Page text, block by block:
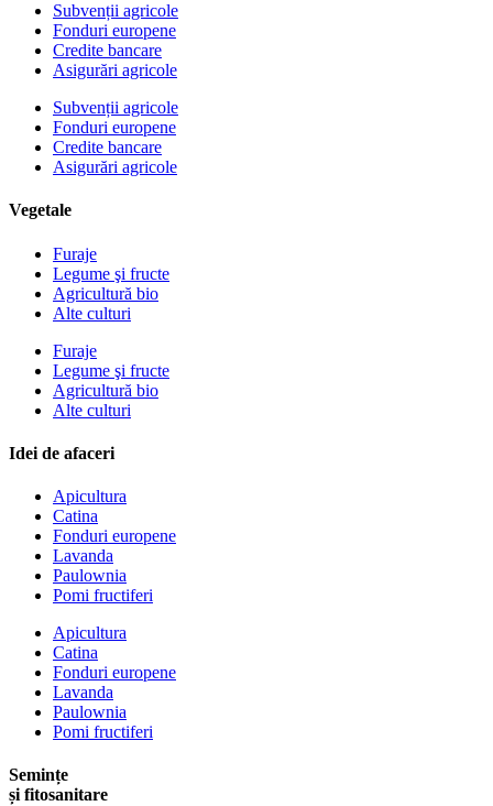
Subvenții agricole
Fonduri europene
Credite bancare
Asigurări agricole
Subvenții agricole
Fonduri europene
Credite bancare
Asigurări agricole
Vegetale
Furaje
Legume şi fructe
Agricultură bio
Alte culturi
Furaje
Legume şi fructe
Agricultură bio
Alte culturi
Idei de afaceri
Apicultura
Catina
Fonduri europene
Lavanda
Paulownia
Pomi fructiferi
Apicultura
Catina
Fonduri europene
Lavanda
Paulownia
Pomi fructiferi
Semințe
și fitosanitare